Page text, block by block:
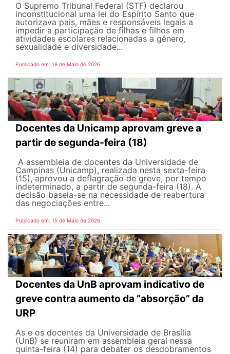
O Supremo Tribunal Federal (STF) declarou
inconstitucional uma lei do Espírito Santo que
autorizava pais, mães e responsáveis legais ​​a
impedir a participação de filhas e filhos em
atividades escolares relacionadas a gênero,
sexualidade e diversidade...
Publicado em: 18 de Maio de 2026
Docentes da Unicamp aprovam greve a
partir de segunda-feira (18)
A assembleia de docentes da Universidade de
Campinas (Unicamp), realizada nesta sexta-feira
(15), aprovou a deflagração de greve, por tempo
indeterminado, a partir de segunda-feira (18). A
decisão baseia-se na necessidade de reabertura
das negociações entre...
Publicado em: 15 de Maio de 2026
Docentes da UnB aprovam indicativo de
greve contra aumento da “absorção” da
URP
As e os docentes da Universidade de Brasília
(UnB) se reuniram em assembleia geral nessa
quinta-feira (14) para debater os desdobramentos